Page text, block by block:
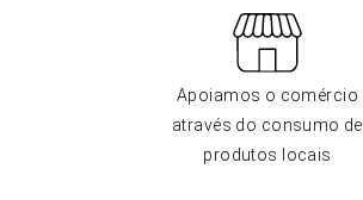
Apoiamos o comércio
através do consumo de
produtos locais